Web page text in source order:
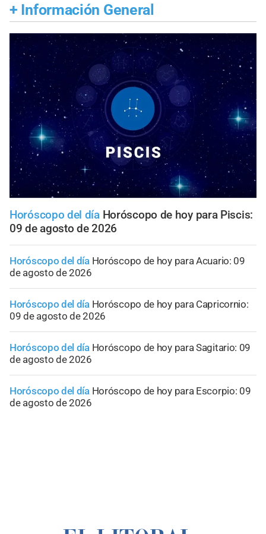
+ Información General
Horóscopo del día Horóscopo de hoy para Piscis:
09 de agosto de 2026
Horóscopo del día Horóscopo de hoy para Acuario: 09
de agosto de 2026
Horóscopo del día Horóscopo de hoy para Capricornio:
09 de agosto de 2026
Horóscopo del día Horóscopo de hoy para Sagitario: 09
de agosto de 2026
Horóscopo del día Horóscopo de hoy para Escorpio: 09
de agosto de 2026